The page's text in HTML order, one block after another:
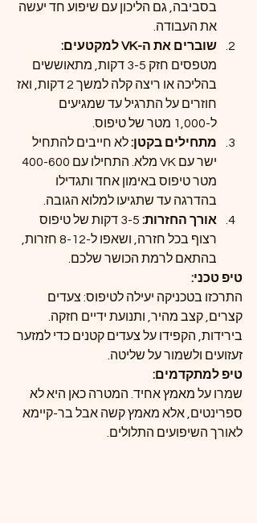
בסביבה, גם הליכון עם שיפוע חד יעשה
את העבודה.
שוברים את ה-VK למקטעים:
מטפסים חזק 3-5 דקות, מתאוששים
בהליכה או ריצה קלה למשך 2 דקות, ואז
חוזרים על התרגיל עד שמגיעים
ל-1,000 מטר של טיפוס.
מתחילים בקטן: לא חייבים להתחיל
מטר טיפוס באימון אחד ותגדילו
בהדרגה עד שתגיעו למלוא הגובה.
אורך החזרות:
3-5 דקות של טיפוס
רצוף בכל חזרה, ושאפו ל-8-12 חזרות,
בהתאם לרמת הכושר שלכם.
טיפ טכני:
התרכזו בטכניקה יעילה לטיפוס: צעדים
קצרים, קצב מהיר, ותנועת ידיים חזקה.
בירידות, הקפידו על צעדים קטנים כדי למזער
זעזועים ולשמור על שליטה.
טיפ למתקדמים:
שמרו על מאמץ אחיד. המטרה כאן היא לא
ספרינטים, אלא מאמץ קשה אבל בר-קיימא
לאורך השיפועים התלולים.